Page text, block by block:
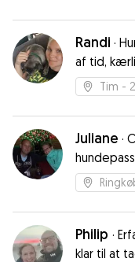
Randi ·
af tid,
hund ❤️
Tim -
Juliane ·
Philip ·
klar til at